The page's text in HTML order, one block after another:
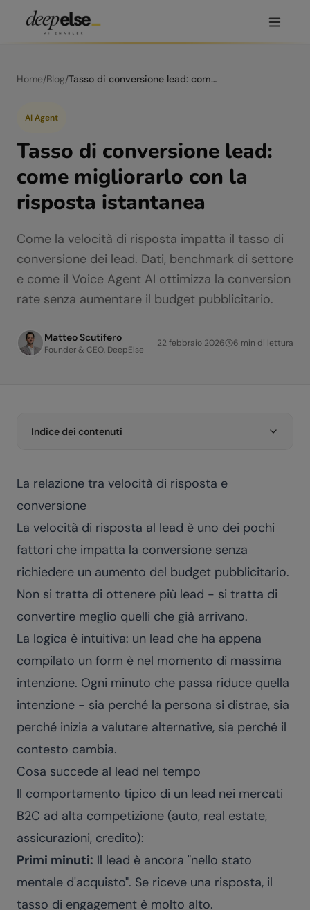
Home/Blog/ Tasso di conversione lead: come migliorarlo con la risposta istantanea
AI Agent
Tasso di conversione lead:
come migliorarlo con la
risposta istantanea
Come la velocità di risposta impatta il tasso di
conversione dei lead. Dati, benchmark di settore
e come il Voice Agent AI ottimizza la conversion
rate senza aumentare il budget pubblicitario.
Matteo Scutifero
Founder & CEO, DeepElse
22 febbraio 2026 6 min di lettura
Indice dei contenuti
La relazione tra velocità di risposta e
conversione
La velocità di risposta al lead è uno dei pochi
fattori che impatta la conversione senza
richiedere un aumento del budget pubblicitario.
Non si tratta di ottenere più lead - si tratta di
convertire meglio quelli che già arrivano.
La logica è intuitiva: un lead che ha appena
compilato un form è nel momento di massima
intenzione. Ogni minuto che passa riduce quella
intenzione - sia perché la persona si distrae, sia
perché inizia a valutare alternative, sia perché il
contesto cambia.
Cosa succede al lead nel tempo
Il comportamento tipico di un lead nei mercati
B2C ad alta competizione (auto, real estate,
assicurazioni, credito):
Primi minuti: Il lead è ancora "nello stato
mentale d'acquisto". Se riceve una risposta, il
tasso di engagement è molto alto.